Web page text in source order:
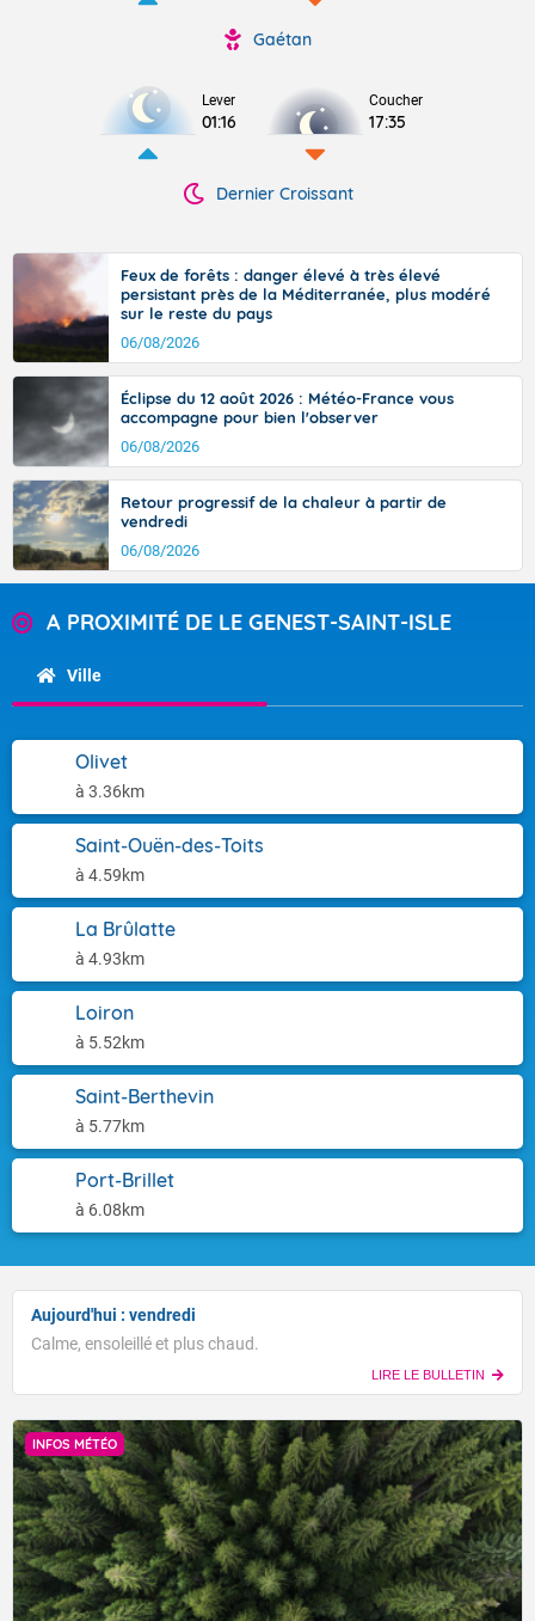
Gaétan
Lever
01:16
Coucher
17:35
Dernier Croissant
Feux de forêts : danger élevé à très élevé
persistant près de la Méditerranée, plus modéré
sur le reste du pays
06/08/2026
Éclipse du 12 août 2026 : Météo-France vous
accompagne pour bien l'observer
06/08/2026
Retour progressif de la chaleur à partir de
vendredi
06/08/2026
A PROXIMITÉ DE LE GENEST-SAINT-ISLE
Ville
Olivet
à 3.36km
Saint-Ouën-des-Toits
à 4.59km
La Brûlatte
à 4.93km
Loiron
à 5.52km
Saint-Berthevin
à 5.77km
Port-Brillet
à 6.08km
Aujourd'hui : vendredi
Calme, ensoleillé et plus chaud.
LIRE LE BULLETIN
INFOS MÉTÉO